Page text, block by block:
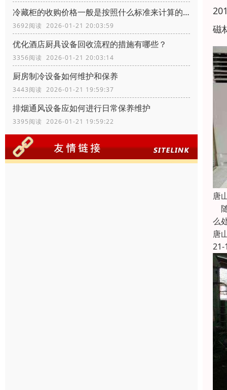
冷藏柜的收购价格一般是按照什么标准来计算的？
3692阅读 2026-01-21 20:03:59
优化酒店厨具设备回收流程的措施有哪些？
3356阅读 2026-01-21 20:03:14
厨房制冷设备如何维护和保养
3443阅读 2026-01-21 19:59:37
排烟通风设备应如何进行日常保养维护
3395阅读 2026-01-21 19:59:22
磁
唐
么
唐
21-